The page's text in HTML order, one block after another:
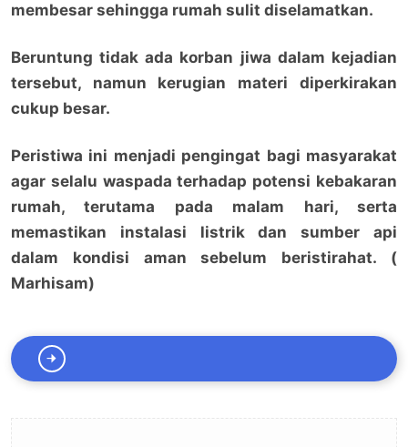
membesar sehingga rumah sulit diselamatkan.
Beruntung tidak ada korban jiwa dalam kejadian
tersebut, namun kerugian materi diperkirakan
cukup besar.
Peristiwa ini menjadi pengingat bagi masyarakat
agar selalu waspada terhadap potensi kebakaran
rumah, terutama pada malam hari, serta
memastikan instalasi listrik dan sumber api
dalam kondisi aman sebelum beristirahat. (
Marhisam)